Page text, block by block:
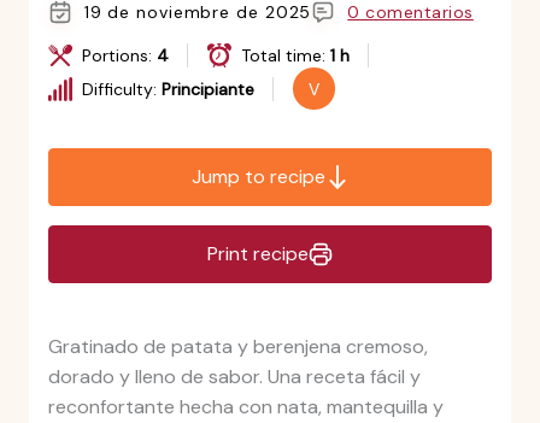
19 de noviembre de 2025
0 comentarios
Portions: 4 Total time: 1 h
Difficulty: Principiante V
Jump to recipe
Print recipe
Gratinado de patata y berenjena cremoso,
dorado y lleno de sabor. Una receta fácil y
reconfortante hecha con nata, mantequilla y